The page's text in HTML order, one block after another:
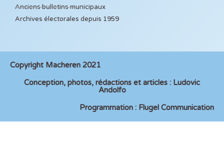
Anciens bulletins municipaux
Archives électorales depuis 1959
Copyright Macheren 2021
Conception, photos, rédactions et articles : Ludovic
Andolfo
Programmation : Flugel Communication